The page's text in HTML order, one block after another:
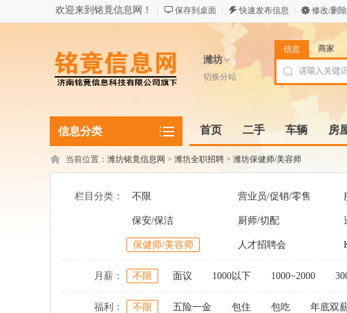
欢迎来到铭竟信息网！ 保存到桌面 快速发布信息 修改/删
潍坊
切换分站
信息 商家
信息分类 首页 二手 车辆 房
当前位置： 潍坊铭竟信息网 > 潍坊全职招聘 > 潍坊保健师/美容师
栏目分类： 不限 营业员/促销/零售
保安/保洁 厨师/切配
保健师/美容师 人才招聘会
月薪： 不限 面议 1000以下 1000~2000
福利： 不限 五险一金 包住 包吃 年底双